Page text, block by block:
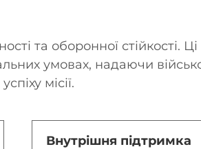
та оборонної стійкості.
умовах, надаючи
місії.
Внутрішня підтримка